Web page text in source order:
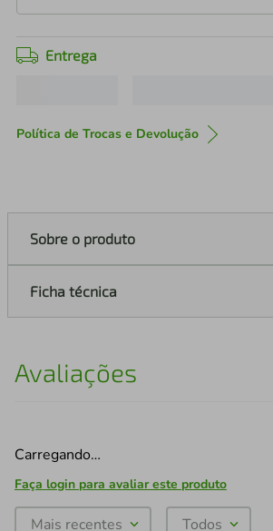
Entrega
Política de Trocas e Devolução
Sobre o produto
Ficha técnica
Avaliações
Carregando…
Faça login para avaliar este produto
Mais recentes Todos